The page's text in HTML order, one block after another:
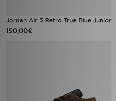
Jordan Air 3 Retro True Blue Junior
150,00€